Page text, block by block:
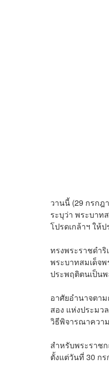
วานนี้ (29 กรกฎ
ระบุว่า พระบาท
โปรดเกล้าฯ ให้
ทรงพระราชดำ
พระบาทสมเด็จ
ประพฤติตนเป็น
อาศัยอำนาจตา
สอง แห่งประม
วิธีพิจารณาควา
สำหรับพระราช
ตั้งแต่วันที่ 30 ก